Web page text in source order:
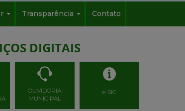
Transparência Contato
DIGITAIS
OUVIDORIA
MUNICIPAL
e-SIC